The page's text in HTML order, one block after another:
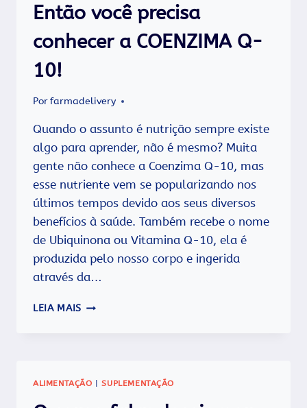
Então você precisa
conhecer a COENZIMA Q-
10!
Porfarmadelivery
Quando o assunto é nutrição sempre existe
algo para aprender, não é mesmo? Muita
gente não conhece a Coenzima Q-10, mas
esse nutriente vem se popularizando nos
últimos tempos devido aos seus diversos
benefícios à saúde. Também recebe o nome
de Ubiquinona ou Vitamina Q-10, ela é
produzida pelo nosso corpo e ingerida
através da…
LEIA MAIS PRATICA
PRECISA
ALIMENTAÇÃO |SUPLEMENTAÇÃO